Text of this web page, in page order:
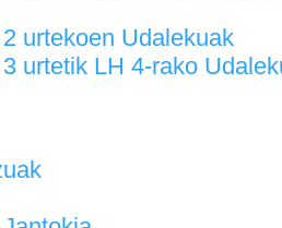
2 urtekoen Udalekuak
3 urtetik LH 4-rako